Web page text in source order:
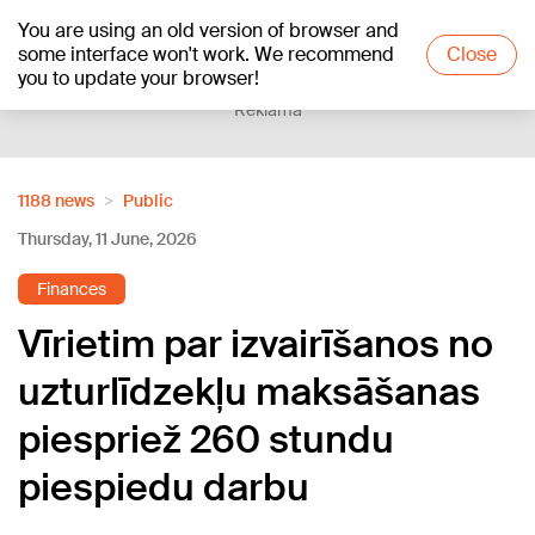
You are using an old version of browser and
some interface won't work. We recommend
you to update your browser!
Close
+18°C
Reklāma
1188 news
Public
Thursday, 11 June, 2026
Finances
Vīrietim par izvairīšanos no
uzturlīdzekļu maksāšanas
piespriež 260 stundu
piespiedu darbu